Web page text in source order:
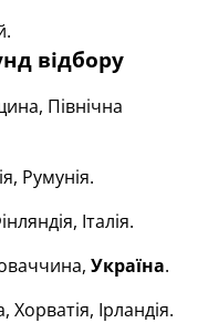
відбору
Північна
Румунія.
Італія.
Україна.
Ірландія.